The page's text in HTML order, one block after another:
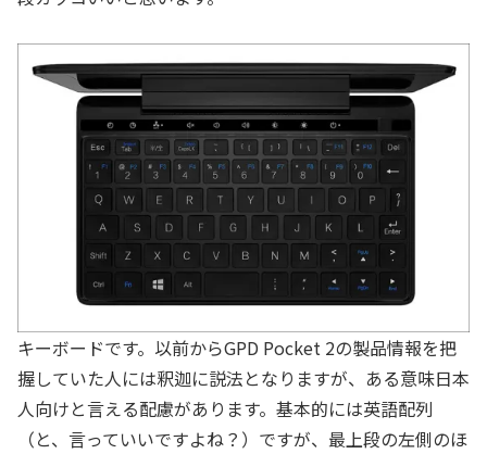
キーボードです。以前からGPD Pocket 2の製品情報を把
握していた人には釈迦に説法となりますが、ある意味日本
人向けと言える配慮があります。基本的には英語配列
（と、言っていいですよね？）ですが、最上段の左側のほ